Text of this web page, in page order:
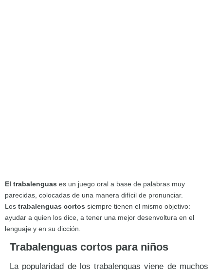
El trabalenguas es un juego oral a base de palabras muy
parecidas, colocadas de una manera difícil de pronunciar.
Los trabalenguas cortos siempre tienen el mismo objetivo:
ayudar a quien los dice, a tener una mejor desenvoltura en el
lenguaje y en su dicción.
Trabalenguas cortos para niños
La popularidad de los trabalenguas viene de muchos